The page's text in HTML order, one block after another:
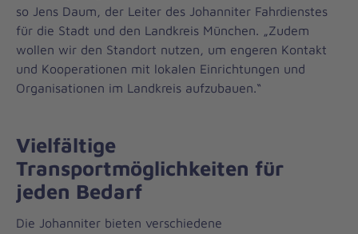
so Jens Daum, der Leiter des Johanniter Fahrdienstes
für die Stadt und den Landkreis München. „Zudem
wollen wir den Standort nutzen, um engeren Kontakt
und Kooperationen mit lokalen Einrichtungen und
Organisationen im Landkreis aufzubauen.“
Vielfältige
Transportmöglichkeiten für
jeden Bedarf
Die Johanniter bieten verschiedene